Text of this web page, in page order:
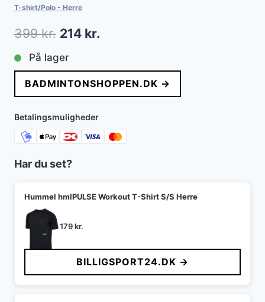
T-shirt/Polo - Herre
399kr. Den
oprindelige
pris
var:
399 kr..
214 kr.
pris
er:
På lager
BADMINTONSHOPPEN.DK →
Betalingsmuligheder
Har du set?
Hummel hmlPULSE Workout T-Shirt S/S Herre
179kr.
BILLIGSPORT24.DK →